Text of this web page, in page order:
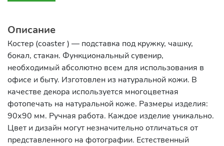
Описание
Костер (сoaster ) — подставка под кружку, чашку,
бокал, стакан. Функциональный сувенир,
необходимый абсолютно всем для использования в
офисе и быту. Изготовлен из натуральной кожи. В
качестве декора используется многоцветная
фотопечать на натуральной коже. Размеры изделия:
90х90 мм. Ручная работа. Каждое изделие уникально.
Цвет и дизайн могут незначительно отличаться от
представленного на фотографии. Естественный